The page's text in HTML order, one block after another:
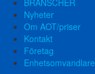
BRANSCHER
Nyheter
Om AOT/priser
Kontakt
Företag
Enhetsomvandlare